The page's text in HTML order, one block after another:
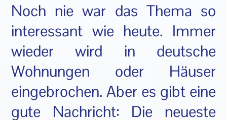
Noch nie war das Thema so
interessant wie heute. Immer
wieder wird in deutsche
Wohnungen oder Häuser
eingebrochen. Aber es gibt eine
gute Nachricht: Die neueste